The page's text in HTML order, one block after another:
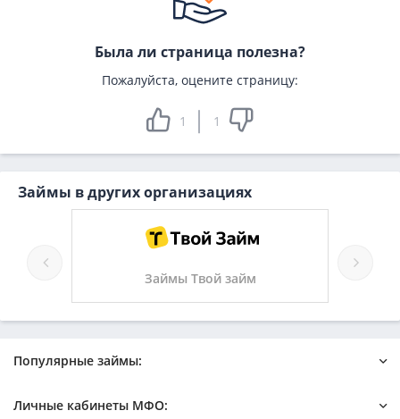
Была ли страница полезна?
Пожалуйста, оцените страницу:
1 1
Займы в других организациях
Займы Твой займ
Популярные займы:
Новые микрозаймы
Без отказа
Личные кабинеты МФО: